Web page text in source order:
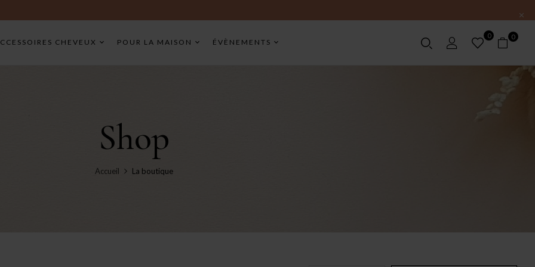
CHEVEUX POUR LA MAISON ÉVÈNEMENTS
0 0
Shop
Accueil La boutique